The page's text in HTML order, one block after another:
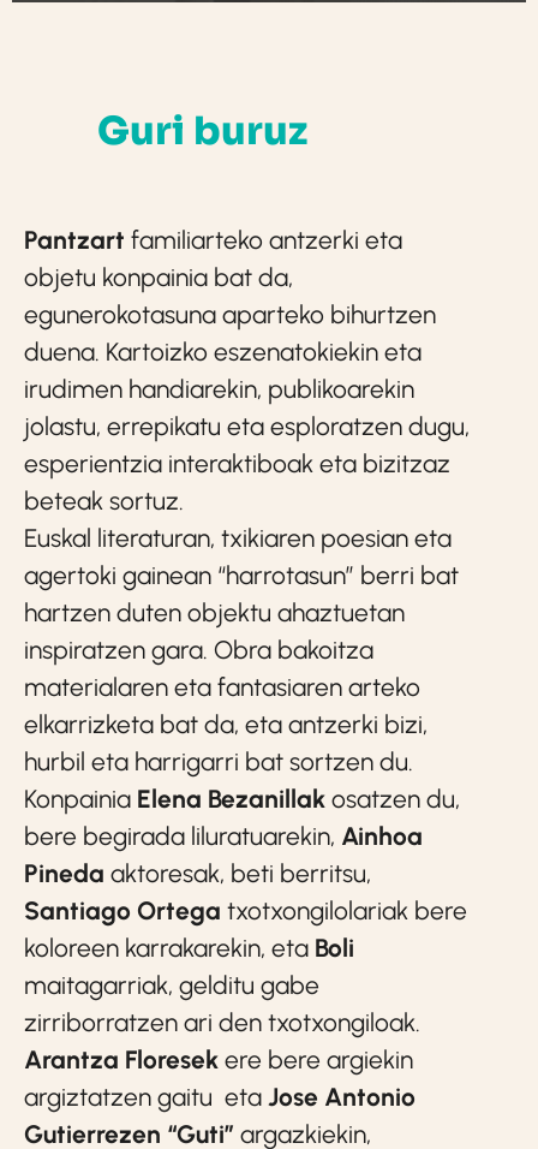
Guri buruz
Pantzart familiarteko antzerki eta
objetu konpainia bat da,
egunerokotasuna aparteko bihurtzen
duena. Kartoizko eszenatokiekin eta
irudimen handiarekin, publikoarekin
jolastu, errepikatu eta esploratzen dugu,
esperientzia interaktiboak eta bizitzaz
beteak sortuz.
Euskal literaturan, txikiaren poesian eta
agertoki gainean “harrotasun” berri bat
hartzen duten objektu ahaztuetan
inspiratzen gara. Obra bakoitza
materialaren eta fantasiaren arteko
elkarrizketa bat da, eta antzerki bizi,
hurbil eta harrigarri bat sortzen du.
Konpainia Elena Bezanillak osatzen du,
bere begirada liluratuarekin, Ainhoa
Pineda aktoresak, beti berritsu,
Santiago Ortega txotxongilolariak bere
koloreen karrakarekin, eta Boli
maitagarriak, gelditu gabe
zirriborratzen ari den txotxongiloak.
Arantza Floresek ere bere argiekin
argiztatzen gaitu eta Jose Antonio
Gutierrezen “Guti” argazkiekin,